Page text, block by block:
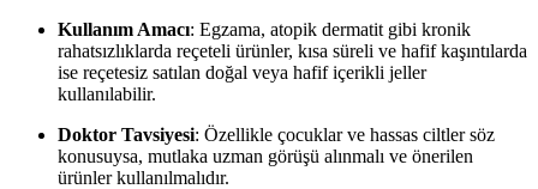
Kullanım Amacı: Egzama, atopik dermatit gibi kronik
rahatsızlıklarda reçeteli ürünler, kısa süreli ve hafif kaşıntılarda
ise reçetesiz satılan doğal veya hafif içerikli jeller
kullanılabilir.
Doktor Tavsiyesi: Özellikle çocuklar ve hassas ciltler söz
konusuysa, mutlaka uzman görüşü alınmalı ve önerilen
ürünler kullanılmalıdır.